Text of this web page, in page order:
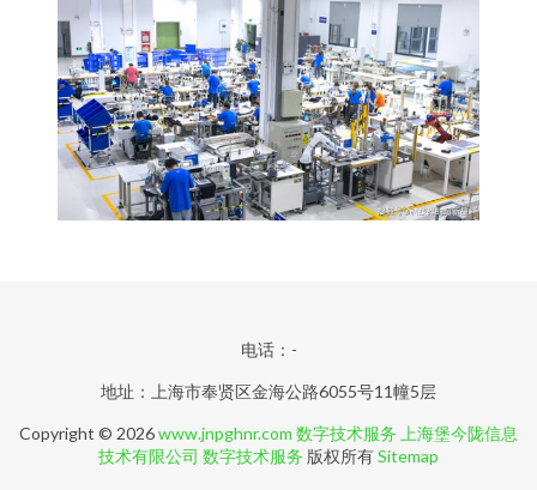
电话：-
地址：上海市奉贤区金海公路6055号11幢5层
Copyright © 2026www.jnpghnr.com 数字技术服务 上海堡今陇信息
技术有限公司 数字技术服务 版权所有Sitemap